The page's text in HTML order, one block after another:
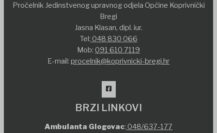
Pročelnik Jedinstvenog upravnog odjela Općine Koprivnički
Bregi
Jasna Klasan, dipl. iur.
Tel: 048 830 066
Mob: 091 610 7119
E-mail: procelnik@koprivnicki-bregi.hr
BRZI LINKOVI
Ambulanta Glogovac: 048/637-177